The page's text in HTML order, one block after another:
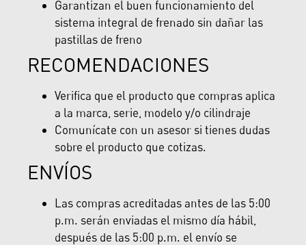
Garantizan el buen funcionamiento del
sistema integral de frenado sin dañar las
pastillas de freno
RECOMENDACIONES
Verifica que el producto que compras aplica
a la marca, serie, modelo y/o cilindraje
Comunícate con un asesor si tienes dudas
sobre el producto que cotizas.
ENVÍOS
Las compras acreditadas antes de las 5:00
p.m. serán enviadas el mismo día hábil,
después de las 5:00 p.m. el envío se